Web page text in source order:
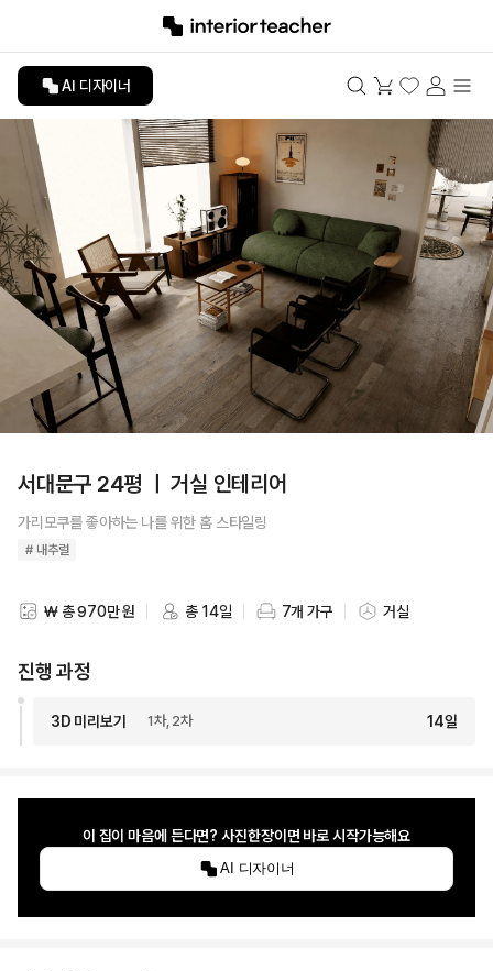
AI 디자이너
서대문구 24평 ㅣ 거실 인테리어
가리모쿠를 좋아하는 나를 위한 홈 스타일링
# 내추럴
스타일링 비용
₩ 총 970만 원 스타일링 기간
총 14일 스타일링 가구 개수
7개 가구 스타일링 공간
거실
진행 과정
3D 미리보기 1차, 2차 14일
이 집이 마음에 든다면? 사진한장이면 바로 시작가능해요
AI 디자이너